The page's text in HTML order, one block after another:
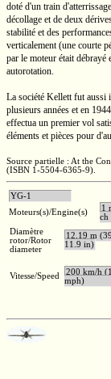
doté d'un train
décollage et de deux
stabilité et des
verticalement (une courte
par le moteur était débrayé
autorotation.
La société Kellett fut aussi
plusieurs années et en
effectua un premier vol
éléments et pièces pour
Source partielle : At the
(ISBN 1-5504-6365-9).
YG-1
Moteurs(s)/Engine(s)
1
Diamètre
rotor/Rotor
diameter
12,19 m
11.9 in)
Vitesse/Speed
200 km/h